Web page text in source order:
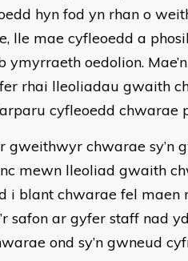
hyn fod yn rhan o
lle mae cyfleoedd a
oedolion.
rhai lleoliadau gwaith
cyfleoedd chwarae
gweithwyr chwarae sy’n
mewn lleoliad gwaith
i blant chwarae fel maen
safon ar gyfer staff nad
ond sy’n gwneud